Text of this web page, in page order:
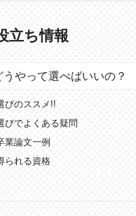
立ち情報
やって選べばいいの？
びのススメ!!
びでよくある疑問
業論文一例
られる資格